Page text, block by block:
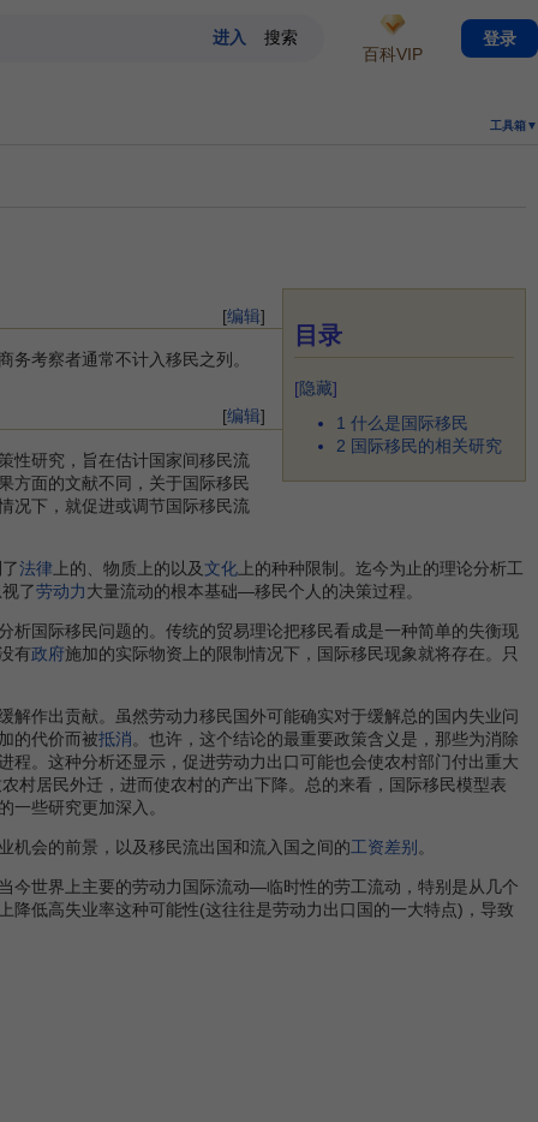
工具箱▼
目录
[隐藏]
1 什么是国际移民
2 国际移民的相关研究
[编辑]
考察者通常不计入移民之列。
[编辑]
性研究，旨在估计国家间移民流
方面的文献不同，关于国际移民
况下，就促进或调节国际移民流
法律 上的、物质上的以及文化 上的种种限制。迄今为止的理论分析工
了劳动力大量流动的根本基础—移民个人的决策过程。
析国际移民问题的。传统的贸易理论把移民看成是一种简单的失衡现
有政府施加的实际物资上的限制情况下，国际移民现象就将存在。只
作出贡献。虽然劳动力移民国外可能确实对于缓解总的国内失业问
的代价而被抵消。也许，这个结论的最重要政策含义是，那些为消除
程。这种分析还显示，促进劳动力出口可能也会使农村部门付出重大
村居民外迁，进而使农村的产出下降。总的来看，国际移民模型表
一些研究更加深入。
会的前景，以及移民流出国和流入国之间的工资差别 。
今世界上主要的劳动力国际流动—临时性的劳工流动，特别是从几个
降低高失业率这种可能性(这往往是劳动力出口国的一大特点)，导致
百科VIP
登录